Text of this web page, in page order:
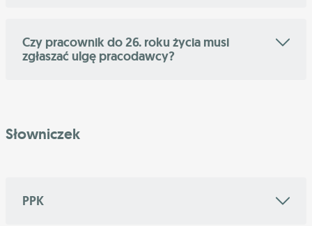
Czy pracownik do 26. roku życia musi
zgłaszać ulgę pracodawcy?
Słowniczek
PPK